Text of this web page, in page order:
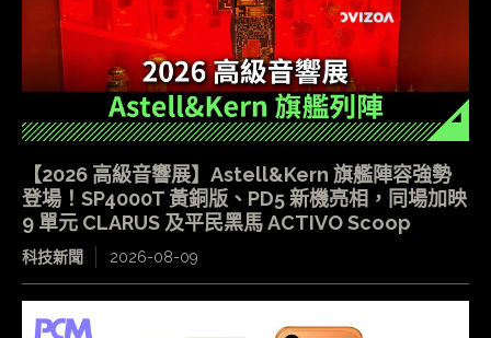
【2026 高級音響展】Astell&Kern 旗艦陣容強勢
登場！SP4000T 黃銅版、PD5 新機亮相，同場加映
9 單元 CLARUS 及平民黑馬 ACTIVO Scoop
科技新聞 2026-08-09